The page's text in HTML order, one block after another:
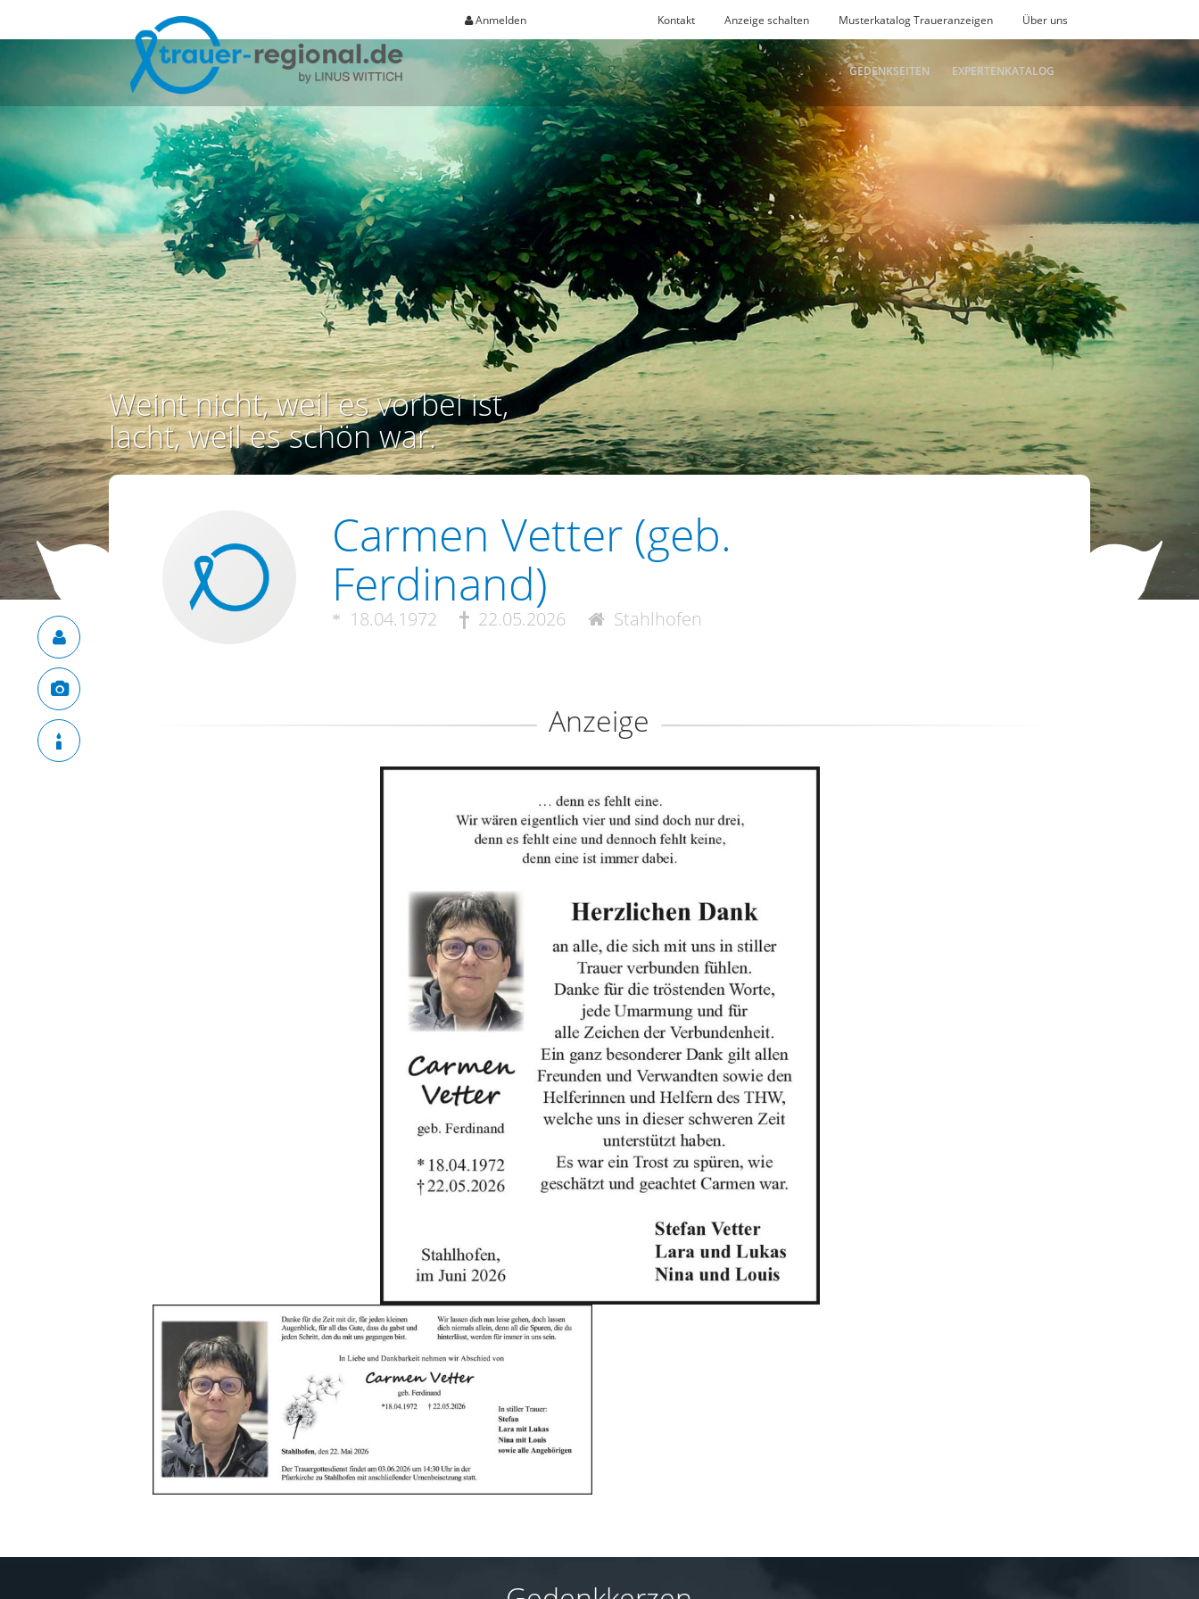
Anmelden Kontakt Anzeige schalten Musterkatalog Traueranzeigen Über uns
GEDENKSEITEN EXPERTENKATALOG
Weint nicht, weil es vorbei ist,
lacht, weil es schön war.
Carmen Vetter (geb.
Ferdinand)
18.04.1972 22.05.2026 Stahlhofen
Anzeige